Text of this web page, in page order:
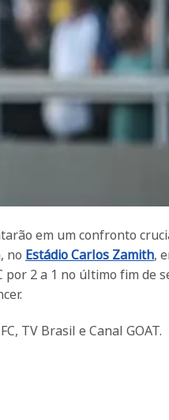
em um confronto
no Estádio Carlos Zamith,
por 2 a 1 no último fim de
TV Brasil e Canal GOAT.